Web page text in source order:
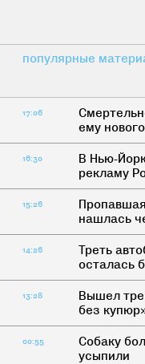
популярные
17:06
ему
16:30
В Нью-
рекламу
15:26
нашлась
14:26
Треть
осталась
13:28
Вышел
без
00:55
Собаку
усыпили